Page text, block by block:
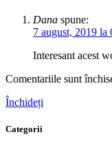
Dana spune:
7 august, 2019 la
Interesant acest
Comentariile sunt
Închideți
Categorii